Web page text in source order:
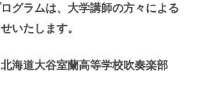
グラムは、大学講師の方々による
いたします。
校吹奏楽部